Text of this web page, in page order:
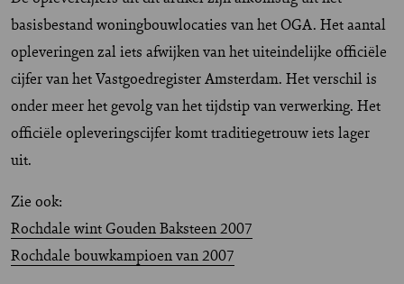
basisbestand woningbouwlocaties van het OGA. Het aantal
opleveringen zal iets afwijken van het uiteindelijke officiële
cijfer van het Vastgoedregister Amsterdam. Het verschil is
onder meer het gevolg van het tijdstip van verwerking. Het
officiële opleveringscijfer komt traditiegetrouw iets lager
uit.
Zie ook:
Rochdale wint Gouden Baksteen 2007
Rochdale bouwkampioen van 2007